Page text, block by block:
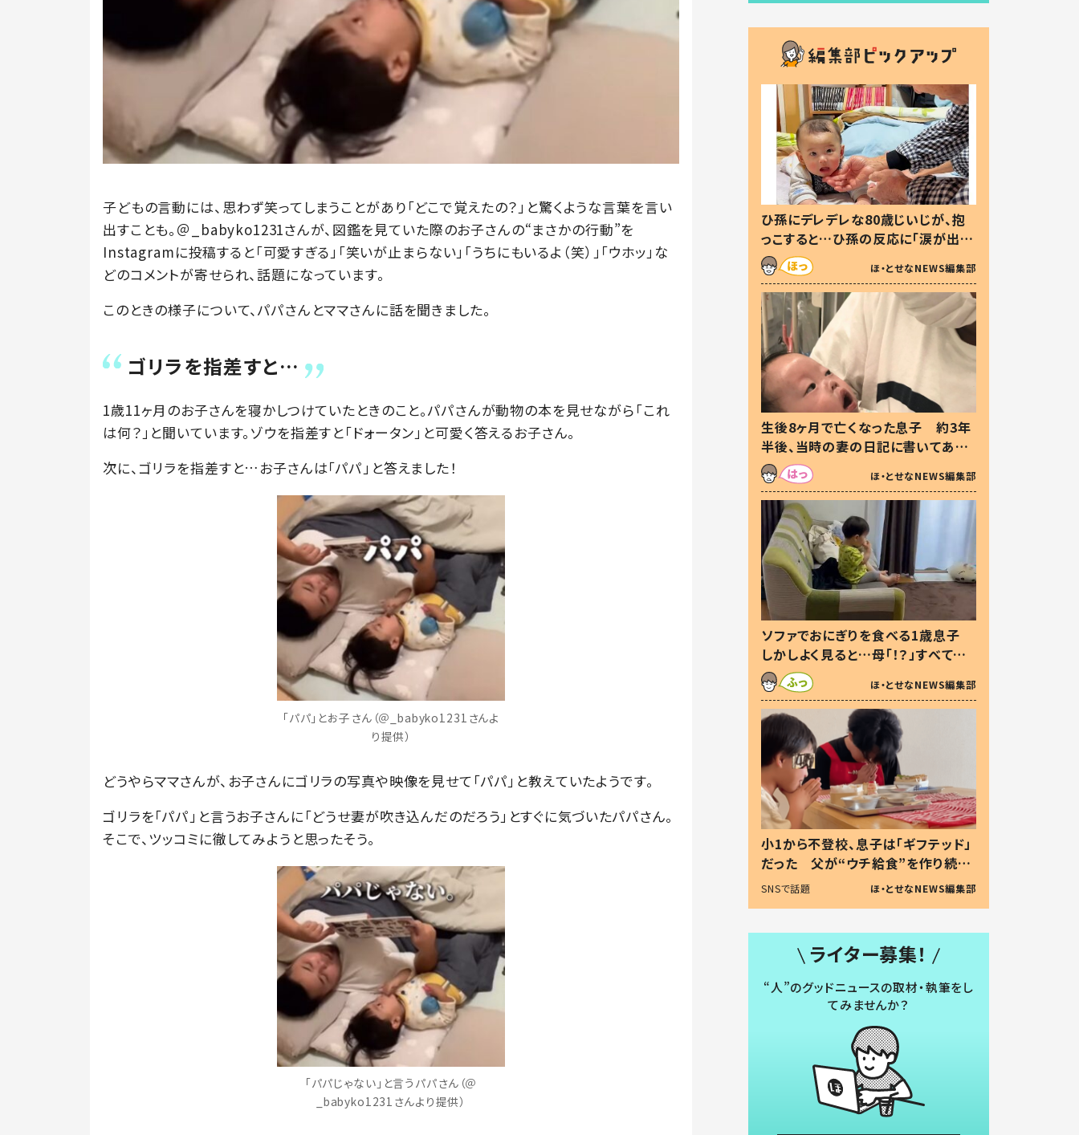
子どもの言動には、思わず笑ってしまうことがあり「どこで覚えたの？」と驚くような言葉を言い
出すことも。＠_babyko1231さんが、図鑑を見ていた際のお子さんの“まさかの行動”を
Instagramに投稿すると「可愛すぎる」「笑いが止まらない」「うちにもいるよ（笑）」「ウホッ」な
どのコメントが寄せられ、話題になっています。
このときの様子について、パパさんとママさんに話を聞きました。
ゴリラを指差すと…
1歳11ヶ月のお子さんを寝かしつけていたときのこと。パパさんが動物の本を見せながら「これ
は何？」と聞いています。ゾウを指差すと「ドォータン」と可愛く答えるお子さん。
次に、ゴリラを指差すと…お子さんは「パパ」と答えました！
「パパ」とお子さん（＠_babyko1231さんよ
り提供）
どうやらママさんが、お子さんにゴリラの写真や映像を見せて「パパ」と教えていたようです。
ゴリラを「パパ」と言うお子さんに「どうせ妻が吹き込んだのだろう」とすぐに気づいたパパさん。
そこで、ツッコミに徹してみようと思ったそう。
「パパじゃない」と言うパパさん（＠
_babyko1231さんより提供）
ひ孫にデレデレな80歳じいじが、抱
っこすると…ひ孫の反応に「涙が出ま
した」「可愛くて仕方ない」
ほ・とせなNEWS編集部
生後8ヶ月で亡くなった息子 約3年
半後、当時の妻の日記に書いてあっ
た本音とは
ほ・とせなNEWS編集部
ソファでおにぎりを食べる1歳息子
しかしよく見ると…母「！？」すべてを
察した母の投稿に「可愛いから許
す！」「現行犯〜」
ほ・とせなNEWS編集部
小1から不登校、息子は「ギフテッド」
だった 父が“ウチ給食”を作り続け
る理由とは #令和の親 #令和の子
SNSで話題 ほ・とせなNEWS編集部
ライター募集！
“人”のグッドニュースの取材・執筆をし
てみませんか？